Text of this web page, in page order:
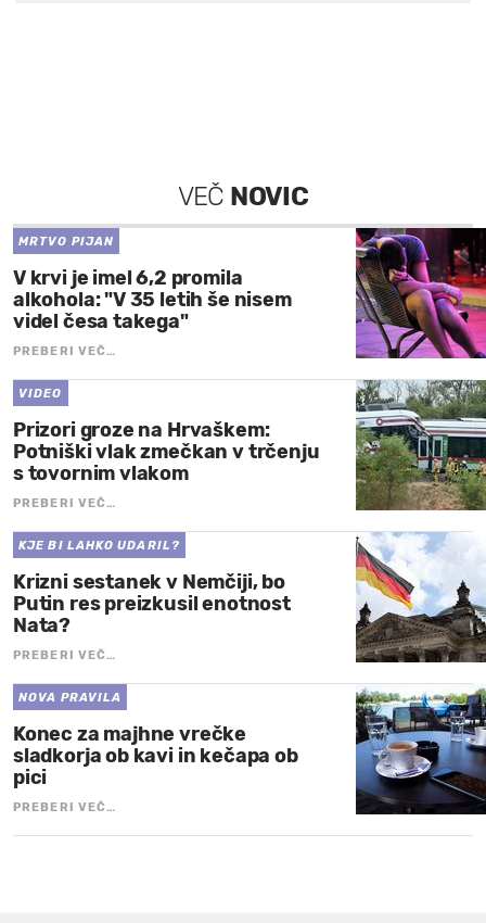
VEČ NOVIC
MRTVO PIJAN
V krvi je imel 6,2 promila
alkohola: "V 35 letih še nisem
videl česa takega"
PREBERI VEČ…
VIDEO
Prizori groze na Hrvaškem:
Potniški vlak zmečkan v trčenju
s tovornim vlakom
PREBERI VEČ…
KJE BI LAHKO UDARIL?
Krizni sestanek v Nemčiji, bo
Putin res preizkusil enotnost
Nata?
PREBERI VEČ…
NOVA PRAVILA
Konec za majhne vrečke
sladkorja ob kavi in kečapa ob
pici
PREBERI VEČ…